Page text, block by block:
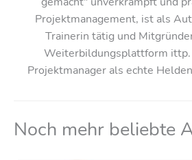
Projektmanagement, ist als
Trainerin tätig und
Weiterbildungsplattform
Projektmanager als echte
Noch mehr beliebte